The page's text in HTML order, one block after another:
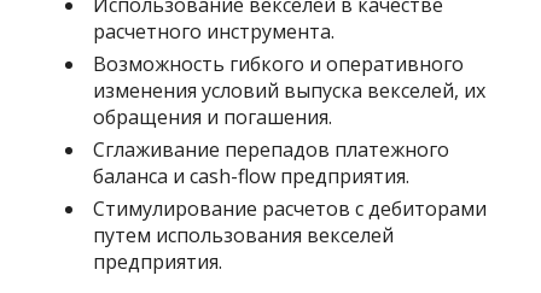
расчетного инструмента.
Возможность гибкого и оперативного
изменения условий выпуска векселей, их
обращения и погашения.
Сглаживание перепадов платежного
баланса и cash-flow предприятия.
Стимулирование расчетов с дебиторами
путем использования векселей
предприятия.